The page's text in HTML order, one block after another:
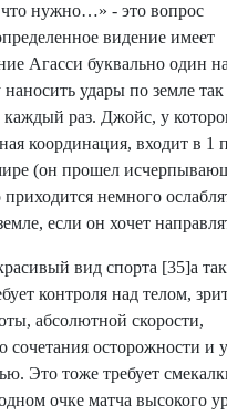
нужно…» - это вопрос
видение имеет
Агасси буквально один
удары по земле
каждый раз. Джойс, у
координация, входит в 1
(он прошел
немного
если он хочет
вид спорта [35]а
контроля над телом,
абсолютной скорости,
сочетания осторожности и
Это тоже требует
очке матча высокого